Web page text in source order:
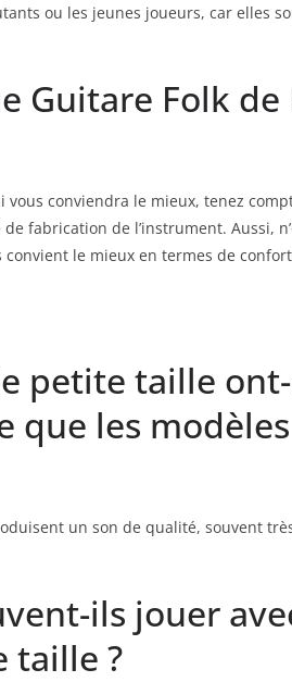
ou les jeunes joueurs, car elles
Guitare Folk de
vous conviendra le mieux, tenez
fabrication de l’instrument. Aussi,‍
le mieux en termes de
petite taille
que ⁤les​
​un ‌son de qualité, souvent
ils​ jouer⁢
taille ?